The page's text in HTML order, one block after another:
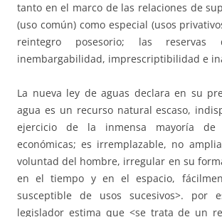
tanto en el marco de las relaciones de
(uso común) como especial (usos
reintegro posesorio; las reservas
inembargabilidad, imprescriptibilidad e
La nueva ley de aguas declara en su
agua es un recurso natural escaso,
ejercicio de la inmensa mayoría de
económicas; es irremplazable, no
voluntad del hombre, irregular en su
en el tiempo y en el espacio,
susceptible de usos sucesivos>. por
legislador estima que <se trata de un